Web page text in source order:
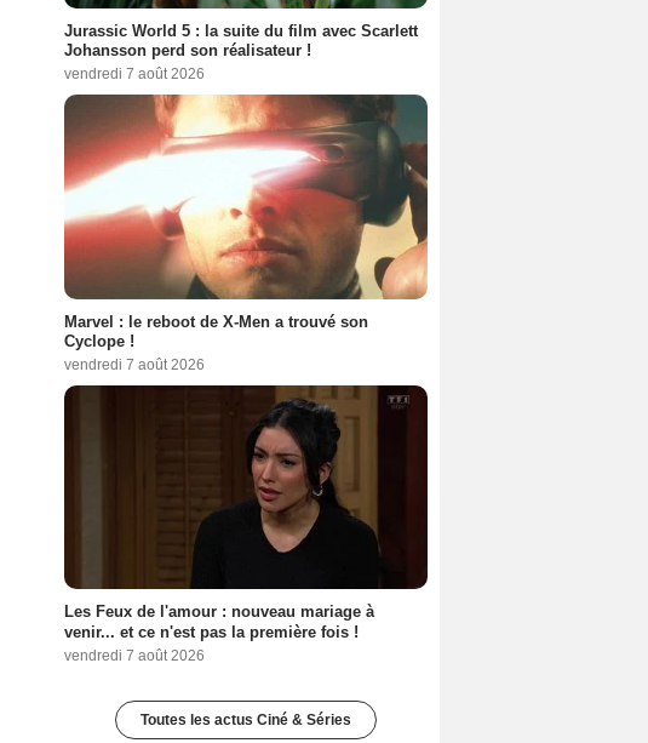
Jurassic World 5 : la suite du film avec Scarlett
Johansson perd son réalisateur !
vendredi 7 août 2026
Marvel : le reboot de X-Men a trouvé son
Cyclope !
vendredi 7 août 2026
Les Feux de l'amour : nouveau mariage à
venir... et ce n'est pas la première fois !
vendredi 7 août 2026
Toutes les actus Ciné & Séries